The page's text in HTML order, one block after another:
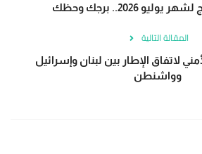
2026.. برجك وحظك
المقالة التالية
لاتفاق الإطار بين لبنان وإسرائيل
وواشنطن